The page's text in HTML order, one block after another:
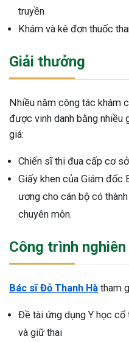
truyền
Khám và kê đơn thuốc
Giải thưởng
Nhiều năm công tác khám
được vinh danh bằng nhiều
giá:
Chiến sĩ thi đua cấp cơ
Giấy khen của Giám đốc
ương cho cán bộ có
chuyên môn.
Công trình
Bác sĩ Đỗ Thanh Hà tham
Đề tài ứng dụng Y học
và giữ thai